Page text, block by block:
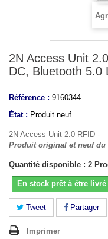
2N Access Unit
DC, Bluetooth 5.0
Référence : 9160344
État : Produit neuf
2N Access Unit 2.0 RFID -
Produit original et neuf du
Quantité disponible : 2
En stock prêt à être
Tweet Partager
Imprimer